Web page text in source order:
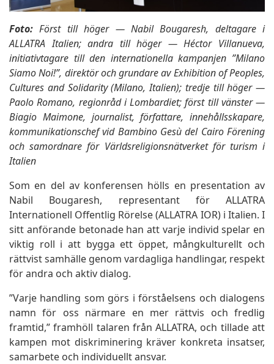
Foto: Först till höger — Nabil Bougaresh, deltagare i
ALLATRA Italien; andra till höger — Héctor Villanueva,
initiativtagare till den internationella kampanjen ”Milano
Siamo Noi!”, direktör och grundare av Exhibition of Peoples,
Cultures and Solidarity (Milano, Italien); tredje till höger —
Paolo Romano, regionråd i Lombardiet; först till vänster —
Biagio Maimone, journalist, författare, innehållsskapare,
kommunikationschef vid Bambino Gesù del Cairo Förening
och samordnare för Världsreligionsnätverket för turism i
Italien
Som en del av konferensen hölls en presentation av
Nabil Bougaresh, representant för ALLATRA
Internationell Offentlig Rörelse (ALLATRA IOR) i Italien. I
sitt anförande betonade han att varje individ spelar en
viktig roll i att bygga ett öppet, mångkulturellt och
rättvist samhälle genom vardagliga handlingar, respekt
för andra och aktiv dialog.
”Varje handling som görs i förståelsens och dialogens
namn för oss närmare en mer rättvis och fredlig
framtid,” framhöll talaren från ALLATRA, och tillade att
kampen mot diskriminering kräver konkreta insatser,
samarbete och individuellt ansvar.